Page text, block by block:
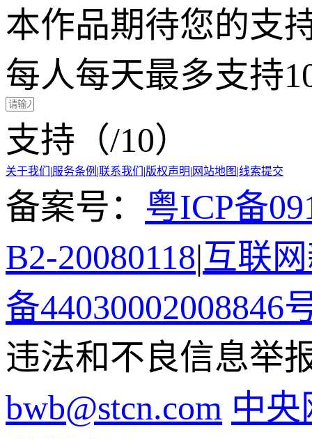
本作品期待您的支
每人每天最多支持
支持（/10）
关于我们 |服务条例 |联系我们 |版权声明| 网站地图 |线索提交
备案号： 粤ICP备
B2-20080118|互联
备44030002008846
违法和不良信息举
bwb@stcn.com 中